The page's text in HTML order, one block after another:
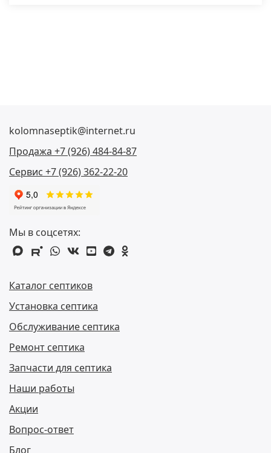
kolomnaseptik@internet.ru
Продажа +7 (926) 484-84-87
Сервис +7 (926) 362-22-20
Мы в соцсетях:
max rutubewhatsapp
vk youtube
telegramodnoklassniki
Каталог септиков
Установка септика
Обслуживание септика
Ремонт септика
Запчасти для септика
Наши работы
Акции
Вопрос-ответ
Блог